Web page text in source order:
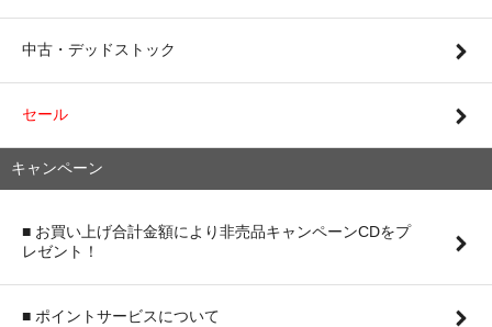
中古・デッドストック
セール
キャンペーン
■ お買い上げ合計金額により非売品キャンペーンCDをプ
レゼント！
■ ポイントサービスについて